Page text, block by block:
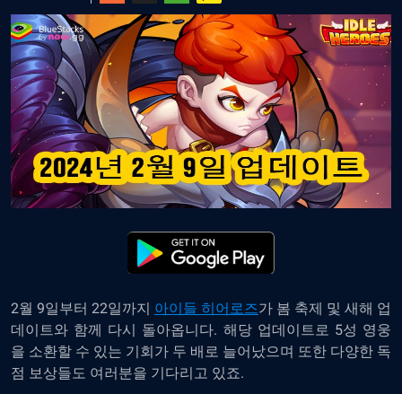
2월 9일부터 22일까지 아이들 히어로즈가 봄 축제 및 새해 업
데이트와 함께 다시 돌아옵니다. 해당 업데이트로 5성 영웅
을 소환할 수 있는 기회가 두 배로 늘어났으며 또한 다양한 독
점 보상들도 여러분을 기다리고 있죠.